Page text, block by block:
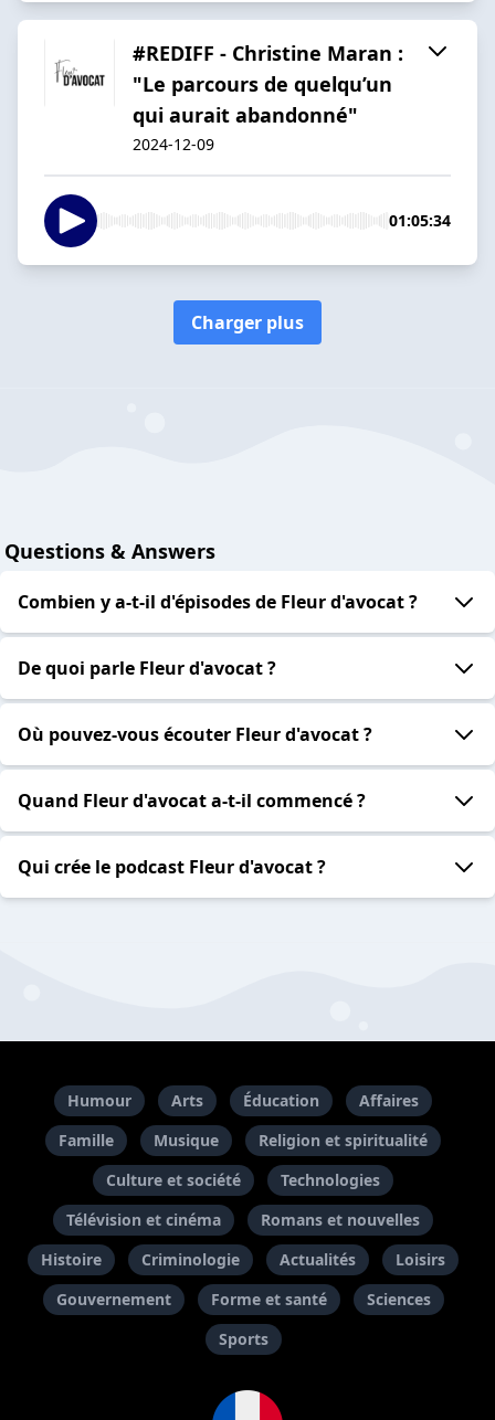
#REDIFF - Christine Maran :
"Le parcours de quelqu’un
qui aurait abandonné"
2024-12-09
01:05:34
Charger plus
Questions & Answers
Combien y a-t-il d'épisodes de Fleur d'avocat ?
De quoi parle Fleur d'avocat ?
Où pouvez-vous écouter Fleur d'avocat ?
Quand Fleur d'avocat a-t-il commencé ?
Qui crée le podcast Fleur d'avocat ?
Humour Arts Éducation
Affaires
Famille
Musique
Religion et spiritualité
Culture et société
Technologies
Télévision et cinéma
Romans et nouvelles
Histoire
Criminologie Actualités
Loisirs
Gouvernement
Forme et santé
Sciences
Sports